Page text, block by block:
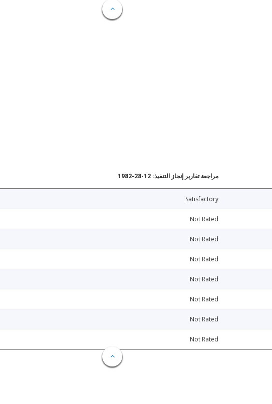
مراجعة تقارير إنجاز التنفيذ: 12-28-1982
Satisfactory
Not Rated
Not Rated
Not Rated
Not Rated
Not Rated
Not Rated
Not Rated